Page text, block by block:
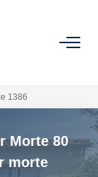
1386
Morte 80
morte